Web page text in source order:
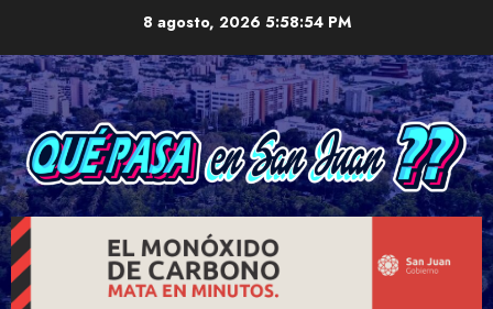
content
8 agosto, 2026 5:58:55 PM